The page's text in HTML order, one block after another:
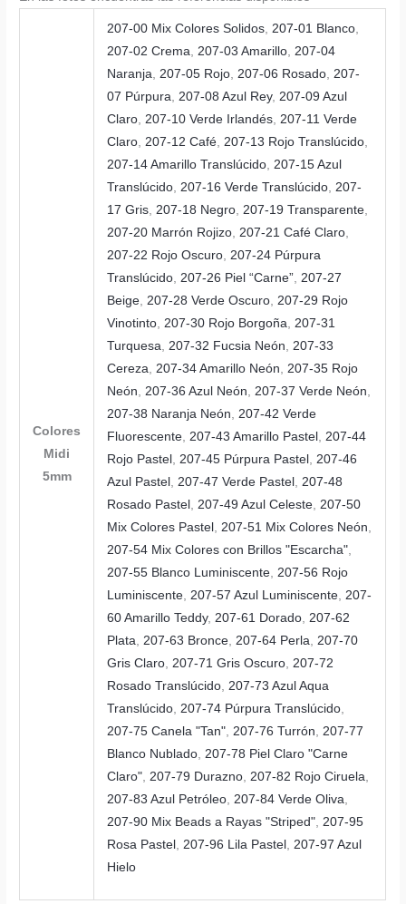
Colores
Midi
5mm
207-00 Mix Colores Solidos, 207-01 Blanco,
207-02 Crema, 207-03 Amarillo, 207-04
Naranja, 207-05 Rojo, 207-06 Rosado, 207-
07 Púrpura, 207-08 Azul Rey, 207-09 Azul
Claro, 207-10 Verde Irlandés, 207-11 Verde
Claro, 207-12 Café, 207-13 Rojo Translúcido,
207-14 Amarillo Translúcido, 207-15 Azul
Translúcido, 207-16 Verde Translúcido, 207-
17 Gris, 207-18 Negro, 207-19 Transparente,
207-20 Marrón Rojizo, 207-21 Café Claro,
207-22 Rojo Oscuro, 207-24 Púrpura
Translúcido, 207-26 Piel “Carne”, 207-27
Beige, 207-28 Verde Oscuro, 207-29 Rojo
Vinotinto, 207-30 Rojo Borgoña, 207-31
Turquesa, 207-32 Fucsia Neón, 207-33
Cereza, 207-34 Amarillo Neón, 207-35 Rojo
Neón, 207-36 Azul Neón, 207-37 Verde Neón,
207-38 Naranja Neón, 207-42 Verde
Fluorescente, 207-43 Amarillo Pastel , 207-44
Rojo Pastel , 207-45 Púrpura Pastel , 207-46
Azul Pastel , 207-47 Verde Pastel , 207-48
Rosado Pastel , 207-49 Azul Celeste, 207-50
Mix Colores Pastel , 207-51 Mix Colores Neón,
207-54 Mix Colores con Brillos "Escarcha",
207-55 Blanco Luminiscente, 207-56 Rojo
Luminiscente, 207-57 Azul Luminiscente, 207-
60 Amarillo Teddy, 207-61 Dorado, 207-62
Plata, 207-63 Bronce, 207-64 Perla, 207-70
Gris Claro, 207-71 Gris Oscuro, 207-72
Rosado Translúcido, 207-73 Azul Aqua
Translúcido, 207-74 Púrpura Translúcido,
207-75 Canela "Tan", 207-76 Turrón, 207-77
Blanco Nublado, 207-78 Piel Claro "Carne
Claro", 207-79 Durazno, 207-82 Rojo Ciruela,
207-83 Azul Petróleo, 207-84 Verde Oliva,
207-90 Mix Beads a Rayas "Striped", 207-95
Rosa Pastel , 207-96 Lila Pastel , 207-97 Azul
Hielo